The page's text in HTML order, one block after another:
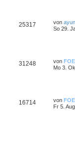
25317 von
So 29.
31248 von FOE
Mo 3.
16714 von FOE
Fr 5.